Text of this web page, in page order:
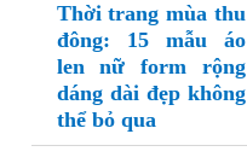
Thời trang mùa thu
đông: 15 mẫu áo
len nữ form rộng
dáng dài đẹp không
thể bỏ qua